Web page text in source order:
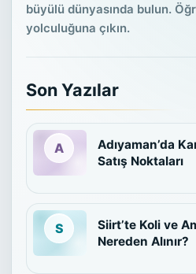
büyülü dünyasında bulun.
yolculuğuna çıkın.
Son Yazılar
Adıyaman’da
Satış Noktaları
Siirt’te Koli ve
Nereden Alınır?